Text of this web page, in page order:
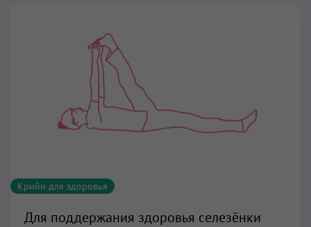
Крийи для здоровья
Для поддержания здоровья селезёнки